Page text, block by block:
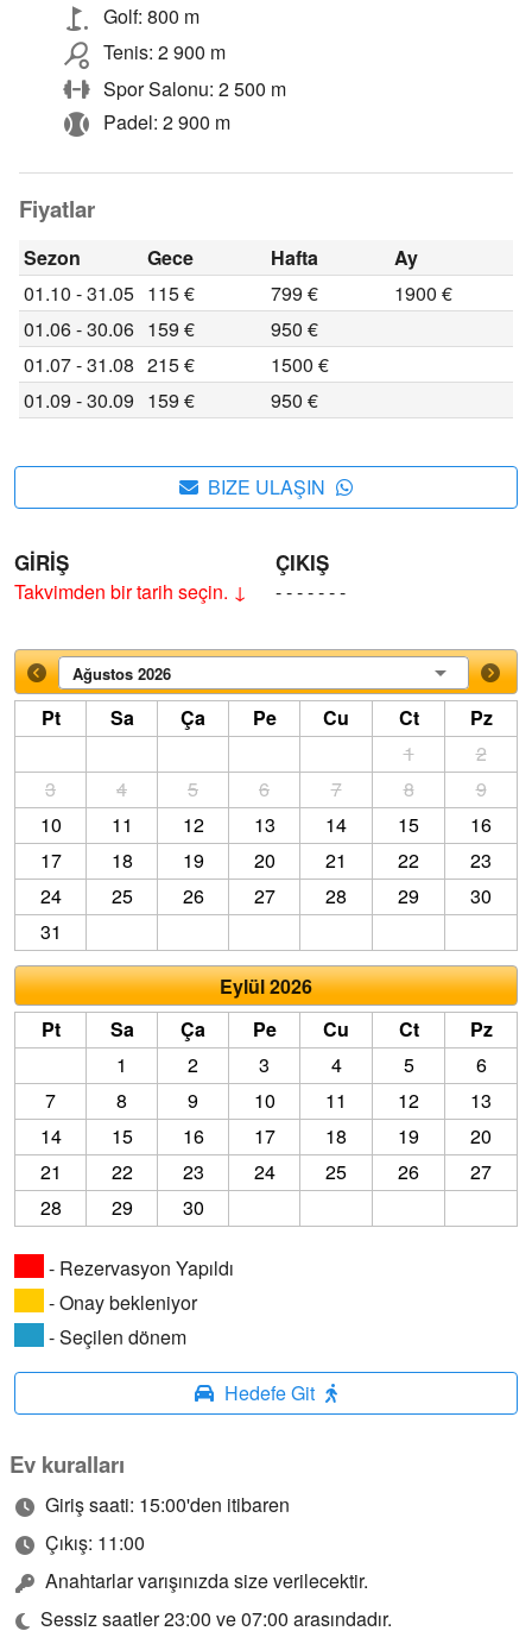
Golf: 800 m
Tenis: 2 900 m
Spor Salonu: 2 500 m
Padel: 2 900 m
Fiyatlar
Sezon Gece Hafta
Ay
01.10 - 31.05 115 € 799 €
1900 €
01.06 - 30.06 159 €
950 €
01.07 - 31.08 215 €
1500 €
01.09 - 30.09 159 € 950 €
BIZE ULAŞIN
GİRİŞ
Takvimden bir tarih seçin. ↓
ÇIKIŞ
- - - - - - -
Ağustos 2026
Pt Sa Ça Pe Cu Ct
Pz
1
2
3
4 5 6 7 8
9
10
11 12 13 14 15
16
17
18 19 20 21 22
23
24
25 26 27 28 29
30
31
Eylül 2026
Pt
Sa Ça Pe Cu Ct
Pz
1
2 3 4 5
6
7
8 9 10 11 12
13
14
15 16 17 18 19
20
21
22 23 24 25 26
27
28
29 30
- Rezervasyon Yapıldı
- Onay bekleniyor
- Seçilen dönem
Hedefe Git
Ev kuralları
Giriş saati: 15:00'den itibaren
Çıkış: 11:00
Anahtarlar varışınızda size verilecektir.
Sessiz saatler 23:00 ve 07:00 arasındadır.